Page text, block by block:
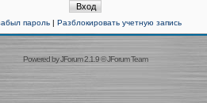
пароль| Разблокировать учетную запись
Powered byJForum 2.1.9©JForum Team